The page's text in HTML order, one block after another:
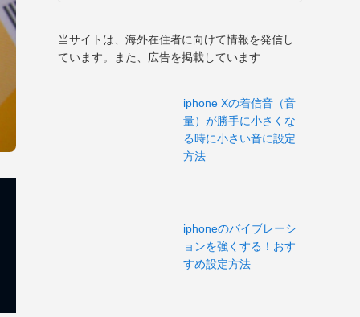
当サイトは、海外在住者に向けて情報を発信し
ています。また、広告を掲載しています
iphone Xの着信音（音
量）が勝手に小さくな
る時に小さい音に設定
方法
iphoneのバイブレーシ
ョンを強くする！おす
すめ設定方法